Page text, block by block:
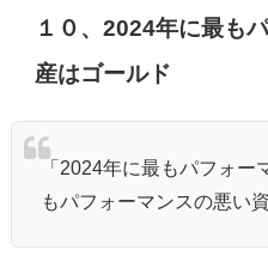
１０、2024年に最も
産はゴールド
「2024年に最もパフォ
もパフォーマンスの悪い